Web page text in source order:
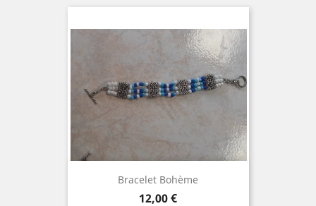
Bracelet Bohème
Prix
12,00 €